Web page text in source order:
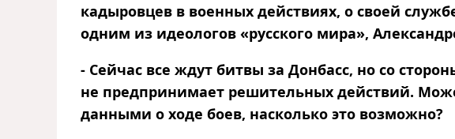
кадыровцев в военных действиях, о своей
одним из идеологов «русского мира»,
- Сейчас все ждут битвы за Донбасс, но со
не предпринимает решительных действий.
данными о ходе боев, насколько это возможно?